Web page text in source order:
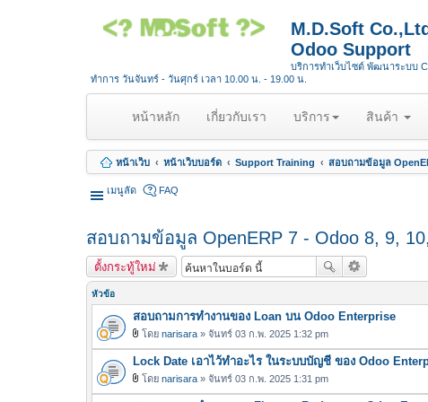
M.D.Soft
Odoo Support
บริการทำเว็บไซต์ พัฒนาระบบ
ทำการ วันจันทร์ - วันศุกร์ เวลา 10.00 น. - 19.00 น.
หน้าหลัก(
u
r
t
)
เกี่ยวกับเรา บริการ สินค้า
หน้าเว็บ หน้าเว็บบอร์ด Support Training สอบถามข้อมูล
เมนูลัด FAQ
สอบถามข้อมูล OpenERP 7 - Odoo 8, 9,
ตั้งกระทู้ใหม่
หัวข้อ
สอบถามการทำงานของ Loan บน Odoo Enterprise
ฟ
ล์
แ
โดย narisara » จันทร์ 03 ก.พ. 2025 1:32 pm
Lock Date เอาไว้ทำอะไร ในระบบบัญชี ของ Odoo
โดย narisara » จันทร์ 03 ก.พ. 2025 1:31 pm